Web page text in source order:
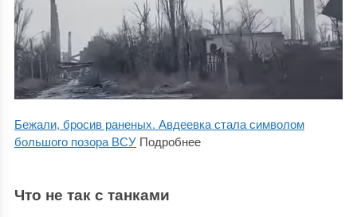
Бежали, бросив раненых. Авдеевка стала символом
большого позора ВСУПодробнее
Что не так с танками